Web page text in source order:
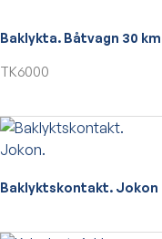
Baklykta. Båtvagn 30
TK6000
Baklyktskontakt. Jokon